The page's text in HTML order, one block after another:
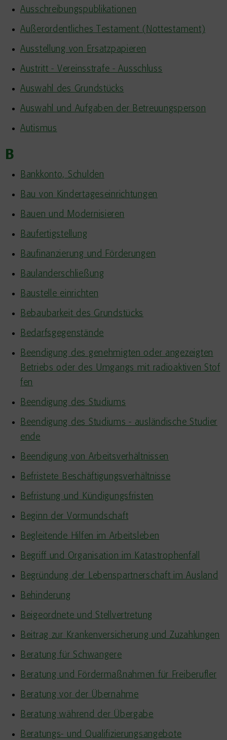
Ausschreibungspublikationen
Außerordentliches Testament (Nottestament)
Ausstellung von Ersatzpapieren
Austritt - Vereinsstrafe - Ausschluss
Auswahl des Grundstücks
Auswahl und Aufgaben der Betreuungsperson
Autismus
B
Bankkonto, Schulden
Bau von Kindertageseinrichtungen
Bauen und Modernisieren
Baufertigstellung
Baufinanzierung und Förderungen
Baulanderschließung
Baustelle einrichten
Bebaubarkeit des Grundstücks
Bedarfsgegenstände
Beendigung des genehmigten oder angezeigten
Betriebs oder des Umgangs mit radioaktiven Stof
fen
Beendigung des Studiums
Beendigung des Studiums - ausländische Studier
ende
Beendigung von Arbeitsverhältnissen
Befristete Beschäftigungsverhältnisse
Befristung und Kündigungsfristen
Beginn der Vormundschaft
Begleitende Hilfen im Arbeitsleben
Begriff und Organisation im Katastrophenfall
Begründung der Lebenspartnerschaft im Ausland
Behinderung
Beigeordnete und Stellvertretung
Beitrag zur Krankenversicherung und Zuzahlungen
Beratung für Schwangere
Beratung und Fördermaßnahmen für Freiberufler
Beratung vor der Übernahme
Beratung während der Übergabe
Beratungs- und Qualifizierungsangebote